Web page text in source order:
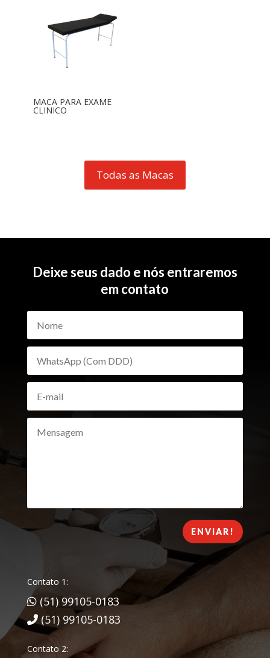
MACA PARA EXAME
CLINICO
Todas as Macas
Deixe seus dado e nós entraremos
em contato
ENVIAR!
Contato 1:
(51) 99105-0183
(51) 99105-0183
Contato 2: